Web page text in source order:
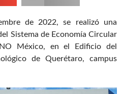
de 2022, se realizó una
Sistema de Economía Circular
México, en el Edificio del
de Querétaro, campus